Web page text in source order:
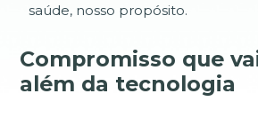
saúde, nosso propósito.
Compromisso que
além da tecnologia